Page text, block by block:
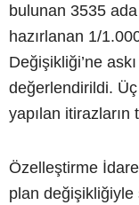
bulunan 3535
hazırlanan 1/
Değişikliği’ne
değerlendirildi.
yapılan itirazların
Özelleştirme
plan değişikliğiyle